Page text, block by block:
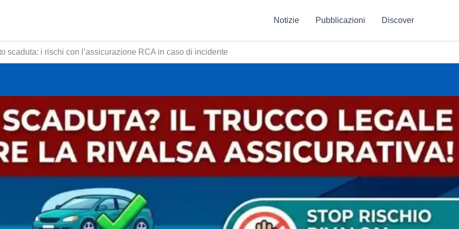
Notizie Pubblicazioni Discover
scaduta: i rischi con l’assicurazione RCA in caso di incidente